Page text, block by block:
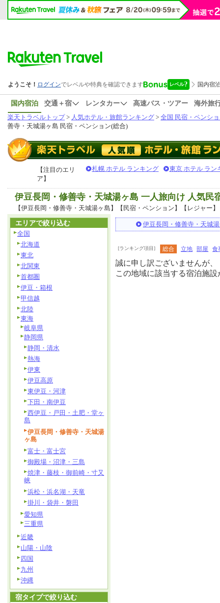
国内宿泊 交通＋宿 レンタカー 高速バス・ツアー
海外旅
楽天トラベルトップ> 人気ホテル・旅館ランキング > 全国 民宿・ペンシ
善寺・天城湯ヶ島 民宿・ペンション(総合)
【注目のエリ
ア】
札幌 ホテル ランキング 東京 ホテル ラン
伊豆長岡・修善寺・天城湯ヶ島 一人旅向け 人気
【伊豆長岡・修善寺・天城湯ヶ島】【民宿・ペンション】【レジャー
伊豆長岡・修善寺・天城
[ランキング項目] 総合 立地 部屋 食
誠に申し訳ございませんが、
この地域に該当する宿泊施
エリアで絞り込む
全国
北海道
東北
北関東
首都圏
伊豆・箱根
甲信越
北陸
東海
岐阜県
静岡県
静岡・清水
熱海
伊東
伊豆高原
東伊豆・河津
下田・南伊豆
西伊豆・戸田・土肥・堂ヶ
島
伊豆長岡・修善寺・天城湯
ヶ島
富士・富士宮
御殿場・沼津・三島
焼津・藤枝・御前崎・寸又
峡
浜松・浜名湖・天竜
掛川・袋井・磐田
愛知県
三重県
近畿
山陽・山陰
四国
九州
沖縄
宿タイプで絞り込む